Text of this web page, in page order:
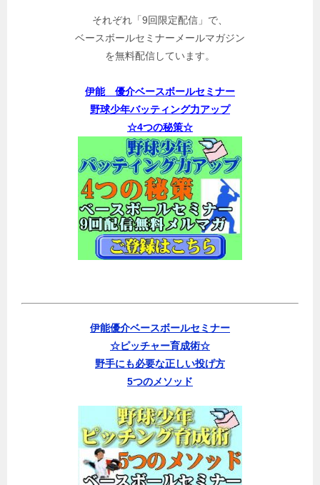
それぞれ「9回限定配信」で、
ベースボールセミナーメールマガジン
を無料配信しています。
伊能 優介ベースボールセミナー
野球少年バッティング力アップ
☆4つの秘策☆
伊能優介ベースボールセミナー
☆ピッチャー育成術☆
野手にも必要な正しい投げ方
5つのメソッド